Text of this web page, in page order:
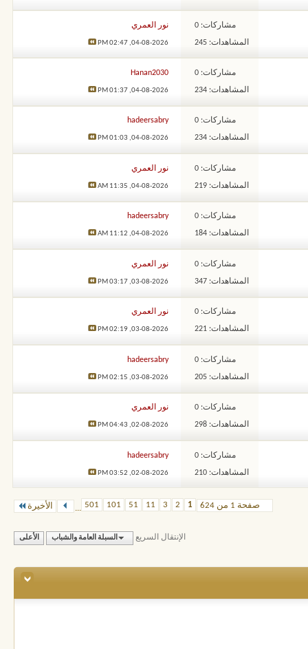
مشاركات: 0
المشاهدات: 245
نور العمري
04-08-2026,
02:47 PM
مشاركات: 0
المشاهدات: 234
Hanan2030
04-08-2026,
01:37 PM
مشاركات: 0
المشاهدات: 234
hadeersabry
04-08-2026,
01:03 PM
مشاركات: 0
المشاهدات: 219
نور العمري
04-08-2026,
11:35 AM
مشاركات: 0
المشاهدات: 184
hadeersabry
04-08-2026,
11:12 AM
مشاركات: 0
المشاهدات: 347
نور العمري
03-08-2026,
03:17 PM
مشاركات: 0
المشاهدات: 221
نور العمري
03-08-2026,
02:19 PM
مشاركات: 0
المشاهدات: 205
hadeersabry
03-08-2026,
02:15 PM
مشاركات: 0
المشاهدات: 298
نور العمري
02-08-2026,
04:43 PM
مشاركات: 0
المشاهدات: 210
hadeersabry
02-08-2026,
03:52 PM
صفحة 1 من 624 1
2
3
11
51
101
501
... الأخيرة
الإنتقال السريع السبلة العامة والشباب الأعلى